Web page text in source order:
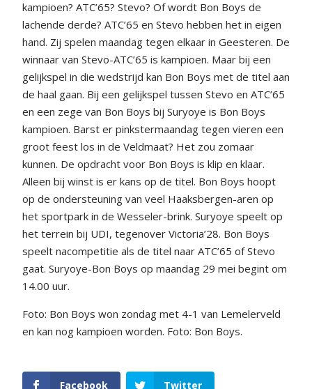
kampioen? ATC’65? Stevo? Of wordt Bon Boys de
lachende derde? ATC’65 en Stevo hebben het in eigen
hand. Zij spelen maandag tegen elkaar in Geesteren. De
winnaar van Stevo-ATC’65 is kampioen. Maar bij een
gelijkspel in die wedstrijd kan Bon Boys met de titel aan
de haal gaan. Bij een gelijkspel tussen Stevo en ATC’65
en een zege van Bon Boys bij Suryoye is Bon Boys
kampioen. Barst er pinkstermaandag tegen vieren een
groot feest los in de Veldmaat? Het zou zomaar
kunnen. De opdracht voor Bon Boys is klip en klaar.
Alleen bij winst is er kans op de titel. Bon Boys hoopt
op de ondersteuning van veel Haaksbergen-aren op
het sportpark in de Wesseler-brink. Suryoye speelt op
het terrein bij UDI, tegenover Victoria’28. Bon Boys
speelt nacompetitie als de titel naar ATC’65 of Stevo
gaat. Suryoye-Bon Boys op maandag 29 mei begint om
14.00 uur.
Foto: Bon Boys won zondag met 4-1 van Lemelerveld
en kan nog kampioen worden. Foto: Bon Boys.
Facebook Twitter